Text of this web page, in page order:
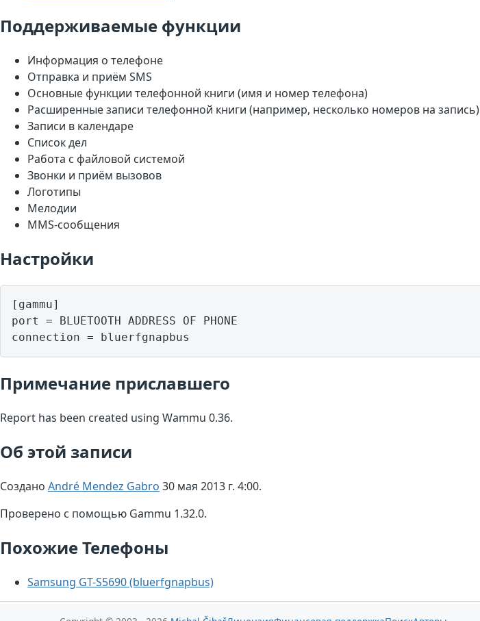
Поддерживаемые функции
Информация о телефоне
Отправка и приём SMS
Основные функции телефонной книги (имя и номер телефона)
Расширенные записи телефонной книги (например, несколько номеров на запись)
Записи в календаре
Список дел
Работа с файловой системой
Звонки и приём вызовов
Логотипы
Мелодии
MMS-сообщения
Настройки
[gammu]
port = BLUETOOTH ADDRESS OF PHONE
Примечание приславшего
Report has been created using Wammu 0.36.
Об этой записи
Создано André Mendez Gabro 30 мая 2013 г. 4:00.
Проверено с помощью Gammu 1.32.0.
Похожие Телефоны
Samsung GT-S5690 (bluerfgnapbus)